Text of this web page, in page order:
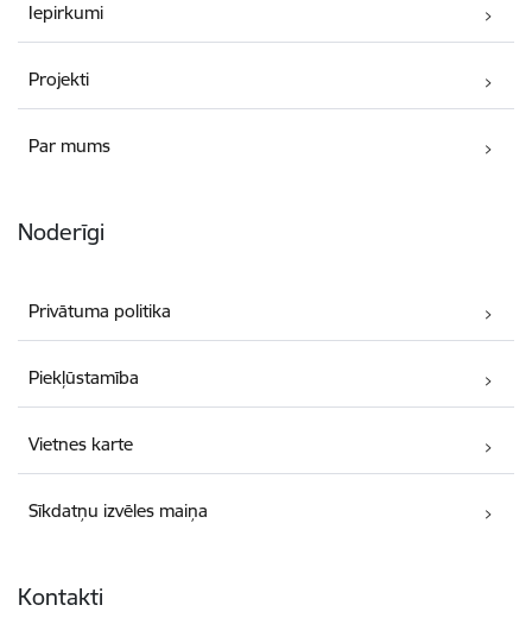
Iepirkumi
Projekti
Par mums
Noderīgi
Privātuma politika
Piekļūstamība
Vietnes karte
Sīkdatņu izvēles maiņa
Kontakti